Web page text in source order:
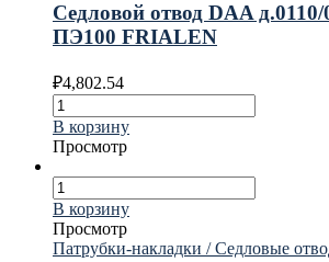
Седловой отвод DAA д.0110/
ПЭ100 FRIALEN
₽4,802.54
В корзину
Просмотр
В корзину
Просмотр
Патрубки-накладки / Седловые